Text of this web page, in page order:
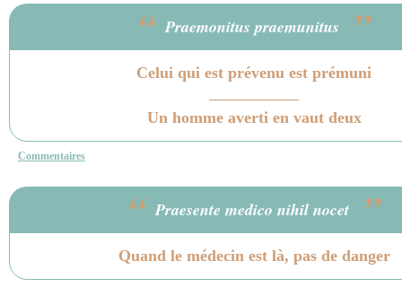
“ Praemonitus praemunitus ”
Celui qui est prévenu est prémuni
Un homme averti en vaut deux
Commentaires
“ Praesente medico nihil nocet ”
Quand le médecin est là, pas de danger